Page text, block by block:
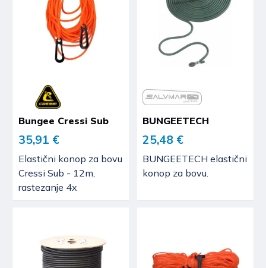
Bungee Cressi Sub
35,91 €
Elastični konop za bovu
Cressi Sub - 12m,
rastezanje 4x
BUNGEETECH
25,48 €
BUNGEETECH elastični
konop za bovu.